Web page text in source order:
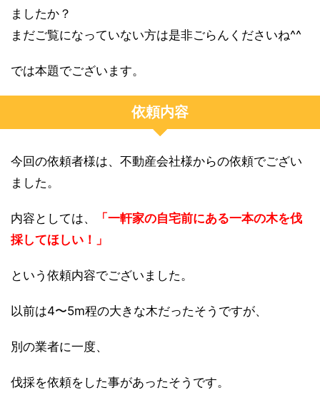
ましたか？
まだご覧になっていない方は是非ごらんくださいね^^
では本題でございます。
依頼内容
今回の依頼者様は、不動産会社様からの依頼でござい
ました。
内容としては、
「一軒家の自宅前にある一本の木を伐
採してほしい！」
という依頼内容でございました。
以前は4〜5m程の大きな木だったそうですが、
別の業者に一度、
伐採を依頼をした事があったそうです。